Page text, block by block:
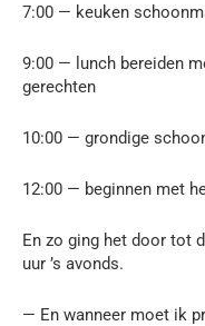
7:00 — keuken
9:00 — lunch bereiden
gerechten
10:00 — grondige
12:00 — beginnen met
En zo ging het door tot
uur ’s avonds.
— En wanneer moet ik